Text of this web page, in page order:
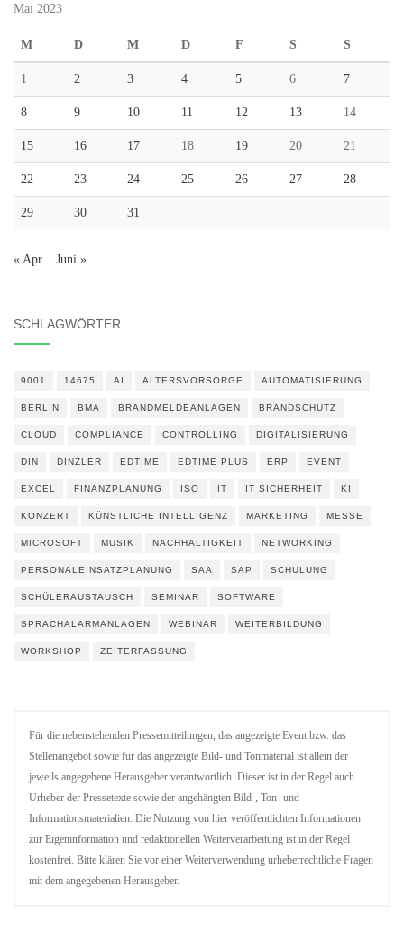
Mai 2023
M D M D F S S
1 2 3 4 5 6 7
8 9 10 11 12 13 14
15 16 17 18 19 20 21
22 23 24 25 26 27 28
29 30 31
« Apr. Juni »
SCHLAGWÖRTER
9001 14675 AI ALTERSVORSORGE AUTOMATISIERUNG
BERLIN BMA BRANDMELDEANLAGEN BRANDSCHUTZ
CLOUD COMPLIANCE CONTROLLING DIGITALISIERUNG
DIN DINZLER EDTIME EDTIME PLUS ERP EVENT
EXCEL FINANZPLANUNG ISO IT IT SICHERHEIT KI
KONZERT KÜNSTLICHE INTELLIGENZ MARKETING MESSE
MICROSOFT MUSIK NACHHALTIGKEIT NETWORKING
PERSONALEINSATZPLANUNG SAA SAP SCHULUNG
SCHÜLERAUSTAUSCH SEMINAR SOFTWARE
SPRACHALARMANLAGEN WEBINAR WEITERBILDUNG
WORKSHOP ZEITERFASSUNG
Für die nebenstehenden Pressemitteilungen, das angezeigte Event bzw. das
Stellenangebot sowie für das angezeigte Bild- und Tonmaterial ist allein der
jeweils angegebene Herausgeber verantwortlich. Dieser ist in der Regel auch
Urheber der Pressetexte sowie der angehängten Bild-, Ton- und
Informationsmaterialien. Die Nutzung von hier veröffentlichten Informationen
zur Eigeninformation und redaktionellen Weiterverarbeitung ist in der Regel
kostenfrei. Bitte klären Sie vor einer Weiterverwendung urheberrechtliche Fragen
mit dem angegebenen Herausgeber.